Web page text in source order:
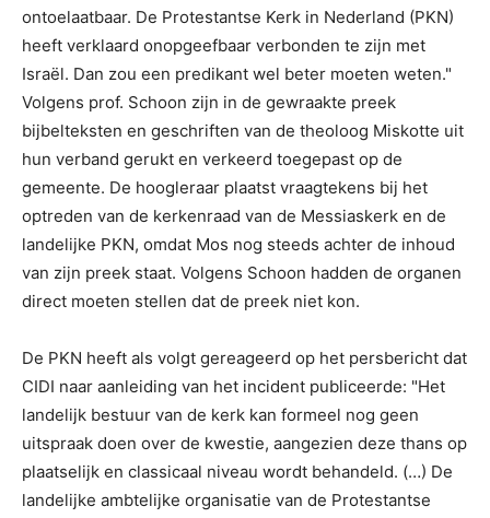
ontoelaatbaar. De Protestantse Kerk in Nederland (PKN)
heeft verklaard onopgeefbaar verbonden te zijn met
Israël. Dan zou een predikant wel beter moeten weten."
Volgens prof. Schoon zijn in de gewraakte preek
bijbelteksten en geschriften van de theoloog Miskotte uit
hun verband gerukt en verkeerd toegepast op de
gemeente. De hoogleraar plaatst vraagtekens bij het
optreden van de kerkenraad van de Messiaskerk en de
landelijke PKN, omdat Mos nog steeds achter de inhoud
van zijn preek staat. Volgens Schoon hadden de organen
direct moeten stellen dat de preek niet kon.
De PKN heeft als volgt gereageerd op het persbericht dat
CIDI naar aanleiding van het incident publiceerde: "Het
landelijk bestuur van de kerk kan formeel nog geen
uitspraak doen over de kwestie, aangezien deze thans op
plaatselijk en classicaal niveau wordt behandeld. (…) De
landelijke ambtelijke organisatie van de Protestantse